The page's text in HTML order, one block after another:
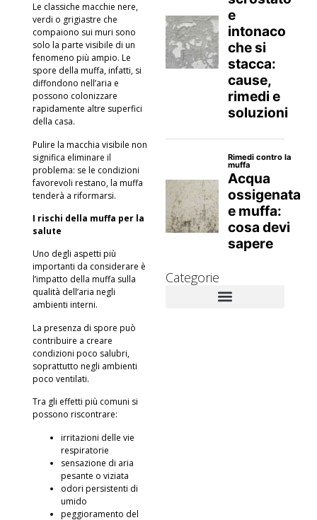
Le classiche macchie nere,
verdi o grigiastre che
compaiono sui muri sono
solo la parte visibile di un
fenomeno più ampio. Le
spore della muffa, infatti, si
diffondono nell’aria e
possono colonizzare
rapidamente altre superfici
della casa.
Pulire la macchia visibile non
significa eliminare il
problema: se le condizioni
favorevoli restano, la muffa
tenderà a riformarsi.
I rischi della muffa per la
salute
Uno degli aspetti più
importanti da considerare è
l’impatto della muffa sulla
qualità dell’aria negli
ambienti interni.
La presenza di spore può
contribuire a creare
condizioni poco salubri,
soprattutto negli ambienti
poco ventilati.
Tra gli effetti più comuni si
possono riscontrare:
irritazioni delle vie
respiratorie
sensazione di aria
pesante o viziata
odori persistenti di
umido
peggioramento del
Categorie